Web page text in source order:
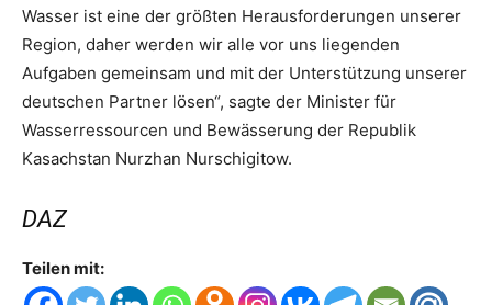
Wasser ist eine der größten Herausforderungen unserer
Region, daher werden wir alle vor uns liegenden
Aufgaben gemeinsam und mit der Unterstützung unserer
deutschen Partner lösen“, sagte der Minister für
Wasserressourcen und Bewässerung der Republik
Kasachstan Nurzhan Nurschigitow.
DAZ
Teilen mit: